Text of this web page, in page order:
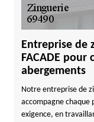
Entreprise de
FACADE
abergements
Notre entreprise de
accompagne chaque
exigence, en